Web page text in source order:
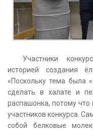
Участники
историей создания
«Поскольку тема была
сделать в халате и
распашонка, потому
участников конкурса.
собой белковые